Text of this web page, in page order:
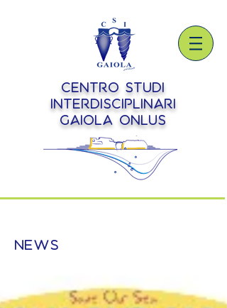
Centro Studi
Interdisciplinari
Gaiola onlus
NEWS